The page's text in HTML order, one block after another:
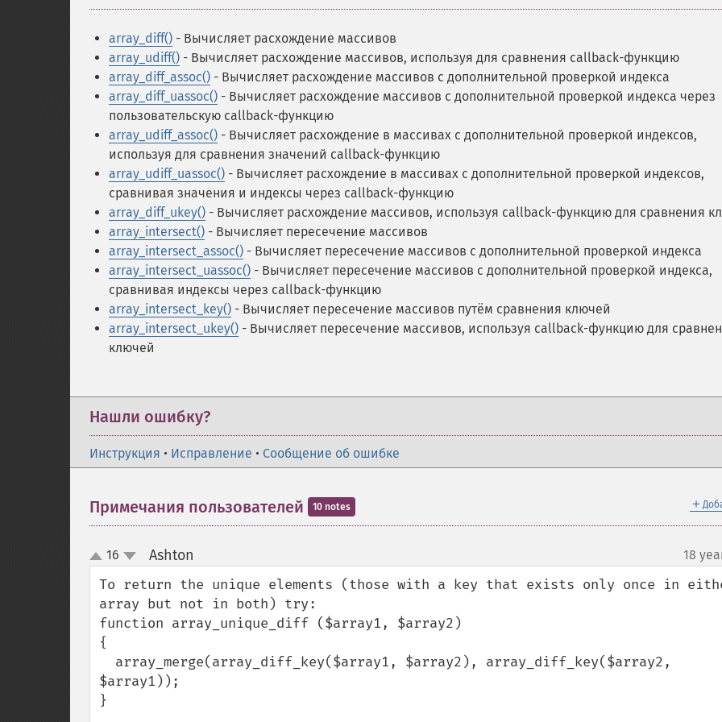
array_diff() - Вычисляет расхождение массивов
array_udiff() - Вычисляет расхождение массивов, используя для сравнения callback-функцию
array_diff_assoc() - Вычисляет расхождение массивов с дополнительной проверкой индекса
array_diff_uassoc() - Вычисляет расхождение массивов с дополнительной проверкой индекса через
пользовательскую callback-функцию
array_udiff_assoc() - Вычисляет расхождение в массивах с дополнительной проверкой индексов,
используя для сравнения значений callback-функцию
array_udiff_uassoc() - Вычисляет расхождение в массивах с дополнительной проверкой индексов,
сравнивая значения и индексы через callback-функцию
array_diff_ukey() - Вычисляет расхождение массивов, используя callback-функцию для сравнения
array_intersect() - Вычисляет пересечение массивов
array_intersect_assoc() - Вычисляет пересечение массивов с дополнительной проверкой индекса
array_intersect_uassoc() - Вычисляет пересечение массивов с дополнительной проверкой индекса,
сравнивая индексы через callback-функцию
array_intersect_key() - Вычисляет пересечение массивов путём сравнения ключей
array_intersect_ukey() - Вычисляет пересечение массивов, используя callback-функцию для
ключей
Нашли ошибку?
Инструкция • Исправление • Сообщение об ошибке
＋
Примечания пользователей 10 notes
up
down
16 Ashton 18
To return the unique elements (those with a key that exists only once in
array but not in both) try:
function array_unique_diff ($array1, $array2)
{
$array1));
}